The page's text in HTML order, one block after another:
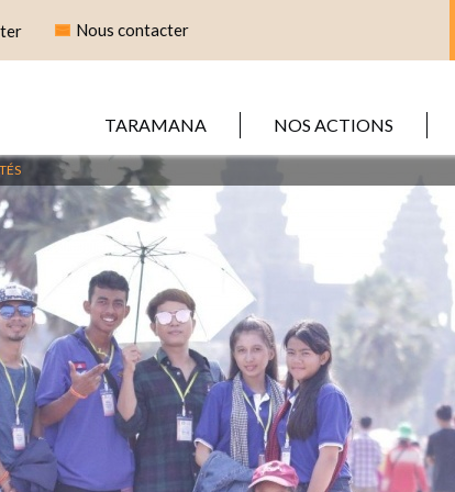
Nous contacter
TARAMANA NOS ACTIONS